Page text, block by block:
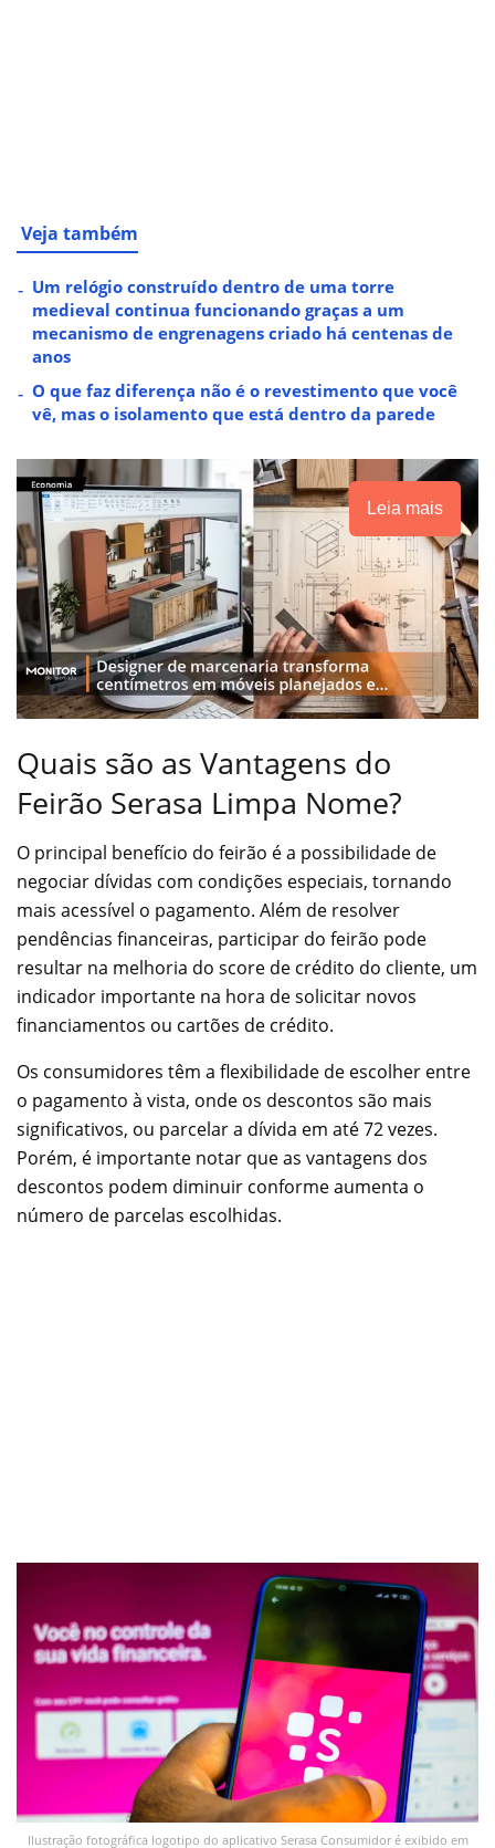
Veja também
Um relógio construído dentro de uma torre
medieval continua funcionando graças a um
mecanismo de engrenagens criado há centenas de
anos
O que faz diferença não é o revestimento que você
vê, mas o isolamento que está dentro da parede
Leia mais
Quais são as Vantagens do
Feirão Serasa Limpa Nome?
O principal benefício do feirão é a possibilidade de
negociar dívidas com condições especiais, tornando
mais acessível o pagamento. Além de resolver
pendências financeiras, participar do feirão pode
resultar na melhoria do score de crédito do cliente, um
indicador importante na hora de solicitar novos
financiamentos ou cartões de crédito.
Os consumidores têm a flexibilidade de escolher entre
o pagamento à vista, onde os descontos são mais
significativos, ou parcelar a dívida em até 72 vezes.
Porém, é importante notar que as vantagens dos
descontos podem diminuir conforme aumenta o
número de parcelas escolhidas.
Ilustração fotográfica logotipo do aplicativo Serasa Consumidor é exibido em